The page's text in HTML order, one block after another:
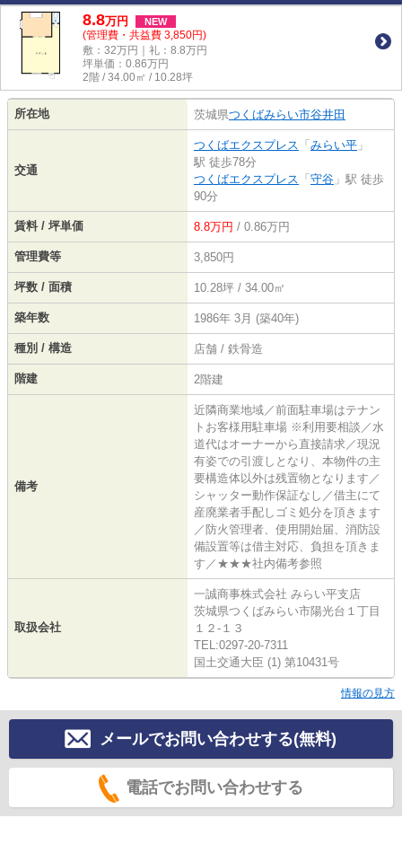
8.8万円 NEW
(管理費・共益費 3,850円)
敷：32万円｜礼：8.8万円
坪単価： 0.86万円
2階 / 34.00㎡ / 10.28坪
所在地 茨城県つくばみらい市谷井田
交通
つくばエクスプレス 「 みらい平 」
駅 徒歩78分
つくばエクスプレス 「 守谷 」駅 徒歩
90分
賃料 / 坪単価 8.8万円 / 0.86万円
管理費等 3,850円
坪数 / 面積 10.28坪 / 34.00㎡
築年数 1986年 3月 (築40年)
種別 / 構造 店舗 / 鉄骨造
階建 2階建
備考
近隣商業地域／前面駐車場はテナン
トお客様用駐車場 ※利用要相談／水
道代はオーナーから直接請求／現況
有姿での引渡しとなり、本物件の主
要構造体以外は残置物となります／
シャッター動作保証なし／借主にて
産廃業者手配しゴミ処分を頂きます
／防火管理者、使用開始届、消防設
備設置等は借主対応、負担を頂きま
す／★★★社内備考参照
取扱会社
一誠商事株式会社 みらい平支店
茨城県つくばみらい市陽光台１丁目
１２‐１３
TEL:0297-20-7311
国土交通大臣 (1) 第10431号
情報の見方
メールでお問い合わせする(無料)
電話でお問い合わせする